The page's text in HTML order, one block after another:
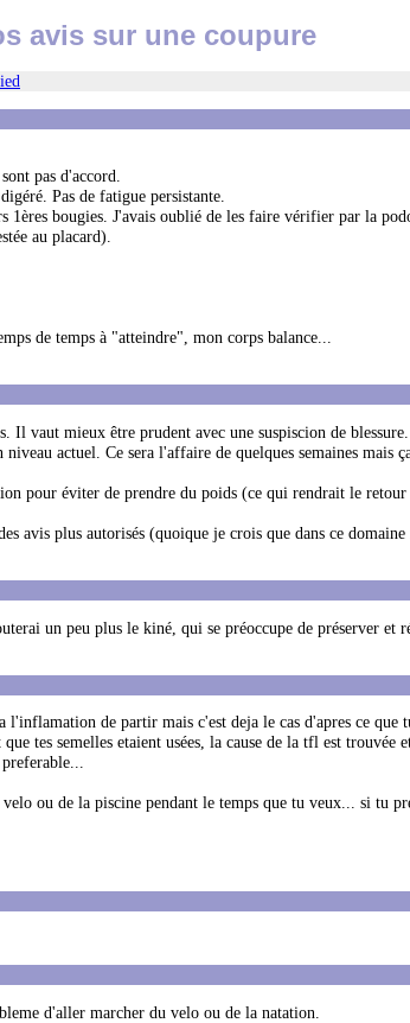
avis sur une coupure
pas d'accord.
Pas de fatigue persistante.
bougies. J'avais oublié de les faire vérifier par la
au placard).
de temps à "atteindre", mon corps balance...
vaut mieux être prudent avec une suspiscion de
actuel. Ce sera l'affaire de quelques semaines mais
pour éviter de prendre du poids (ce qui rendrait le
avis plus autorisés (quoique je crois que dans ce
un peu plus le kiné, qui se préoccupe de préserver et
de partir mais c'est deja le cas d'apres ce que
tes semelles etaient usées, la cause de la tfl est trouvée
ou de la piscine pendant le temps que tu veux... si tu
d'aller marcher du velo ou de la natation.